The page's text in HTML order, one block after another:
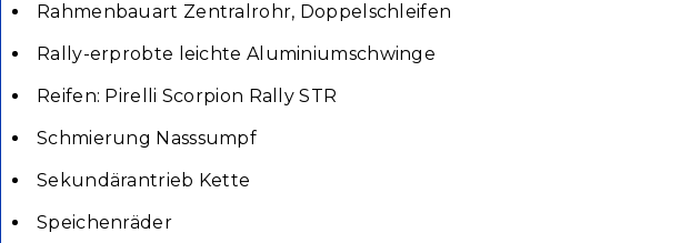
Rahmenbauart Zentralrohr, Doppelschleifen
Rally-erprobte leichte Aluminiumschwinge
Reifen: Pirelli Scorpion Rally STR
Schmierung Nasssumpf
Sekundärantrieb Kette
Speichenräder